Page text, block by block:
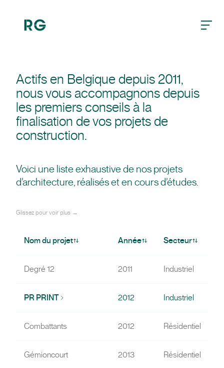
Actifs en Belgique depuis 2011,
nous vous accompagnons depuis
les premiers conseils à la
finalisation de vos projets de
construction.
Voici une liste exhaustive de nos projets
d’architecture, réalisés et en cours d’études.
Glissez pour voir plus →
Nom du projet Année Secteur
Degré 12 2011 Industriel
PR PRINT 2012 Industriel
Combattants 2012 Résidentiel
Gémioncourt 2013 Résidentiel